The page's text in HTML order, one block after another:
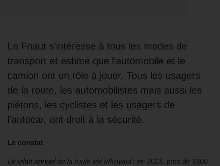
La Fnaut s’intéresse à tous les modes de
transport et estime que l’automobile et le
camion ont un rôle à jouer. Tous les usagers
de la route, les automobilistes mais aussi les
piétons, les cyclistes et les usagers de
l’autocar, ont droit à la sécurité.
Le constat
Le bilan annuel de la route est effrayant: en 2013, près de 3300